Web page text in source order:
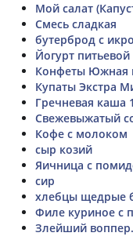
Мой салат
Смесь сладкая
бутерброд с
Йогурт
Конфеты Южная
Купаты Экстра
Гречневая каша
Свежевыжатый
Кофе с молоком
сыр козий
Яичница с
сир
хлебцы щедрые
Филе куриное с
Злейший